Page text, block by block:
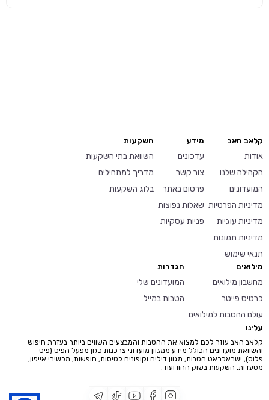
קלאב האב
אודות
הקהילה שלנו
המועדונים
מדיניות הפרטיות
מדיניות עוגיות
מדיניות תמונות
תנאי שימוש
מידע
עדכונים
צור קשר
פרסום באתר
שאלות נפוצות
פניות עסקיות
השקעות
השוואת בתי השקעות
מדריך למתחילים
בלוג השקעות
מילואים
מחשבון מילואים
כרטיס פייטר
עולם ההטבות למילואים
הגדרות
המועדונים שלי
הטבות במייל
עלינו
קלאב האב עוזר לכם למצוא את ההטבות והמבצעים השווים ביותר בעזרת חיפוש
והשוואת מועדונים הכולל מידע ממגוון מועדוני צרכנות כגון מפעל הפיס (פיס
פלוס), ישראכראט הטבות, מגוון דילים וקופונים לטיסות, חופשות, מכשירי אייפון,
מסעדות, השקעות בשוק ההון ועוד.